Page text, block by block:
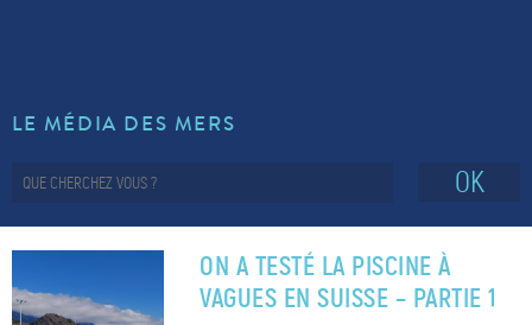
LE MÉDIA DES MERS
OK
ON A TESTÉ LA PISCINE À
VAGUES EN SUISSE – PARTIE 1